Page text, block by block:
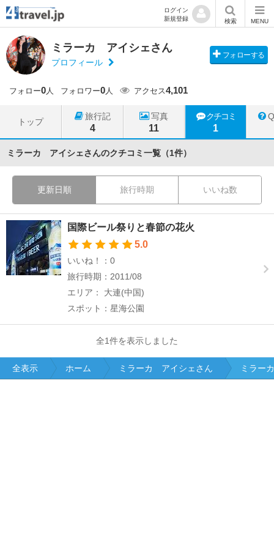
ログイン
新規登録
検索 MENU
ミラーカ アイシェさん
プロフィール
フォローする
フォロー0人 フォロワー0人 アクセス4,101
トップ
旅行記
4
写真
11
クチコミ
1
ミラーカ アイシェさんのクチコミ一覧（1件）
更新日順 旅行時期 いいね数
国際ビール祭りと春節の花火
5.0
いいね！：0
旅行時期：2011/08
エリア： 大連(中国)
スポット：星海公園
全1件を表示しました
全表示 ホーム ミラーカ アイシェさん ミラー